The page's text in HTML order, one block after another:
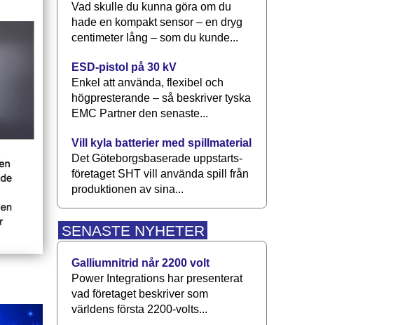
Vad skulle du kunna göra om du
hade en kompakt sensor – en dryg
centimeter lång – som du kunde...
ESD-pistol på 30 kV
Enkel att använda, flexibel och
högpresterande – så beskriver tyska
EMC Partner den senaste...
Vill kyla batterier med spillmaterial
Det Göteborgsbaserade upp­starts­
företaget SHT vill använda spill från
produktionen av sina...
SENASTE NYHETER
Galliumnitrid når 2200 volt
Power Integrations har presenterat
vad företaget beskriver som
världens första 2200-volts...